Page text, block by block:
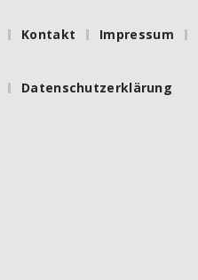
Kontakt Impressum
Datenschutzerklärung